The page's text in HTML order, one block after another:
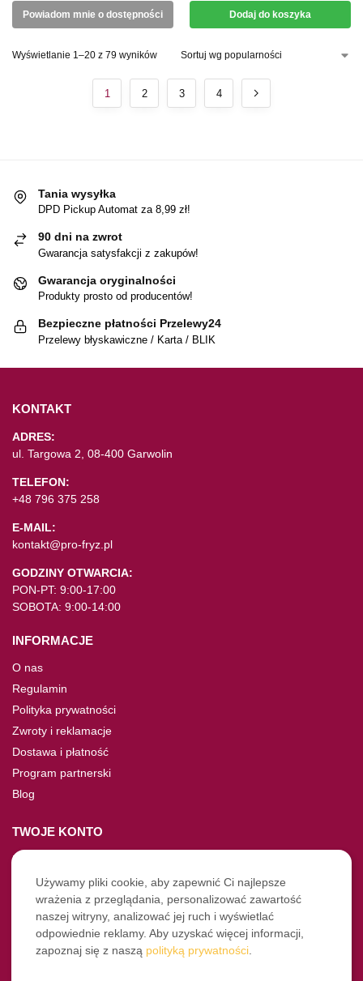
Powiadom mnie o dostępności Dodaj do koszyka
Wyświetlanie 1–20 z 79 wyników
1 2 3 4
Tania wysyłka
DPD Pickup Automat za 8,99 zł!
90 dni na zwrot
Gwarancja satysfakcji z zakupów!
Gwarancja oryginalności
Produkty prosto od producentów!
Bezpieczne płatności Przelewy24
Przelewy błyskawiczne / Karta / BLIK
KONTAKT
ADRES:
ul. Targowa 2, 08-400 Garwolin
TELEFON:
+48 796 375 258
E-MAIL:
kontakt@pro-fryz.pl
GODZINY OTWARCIA:
PON-PT: 9:00-17:00
SOBOTA: 9:00-14:00
INFORMACJE
O nas
Regulamin
Polityka prywatności
Zwroty i reklamacje
Dostawa i płatność
Program partnerski
Blog
TWOJE KONTO
Moje konto
Nie pamiętasz hasła?
Twoje zamówienia
NASZE SOCIALE
Używamy pliki cookie, aby zapewnić Ci najlepsze
wrażenia z przeglądania, personalizować zawartość
naszej witryny, analizować jej ruch i wyświetlać
odpowiednie reklamy. Aby uzyskać więcej informacji,
zapoznaj się z naszą polityką prywatności